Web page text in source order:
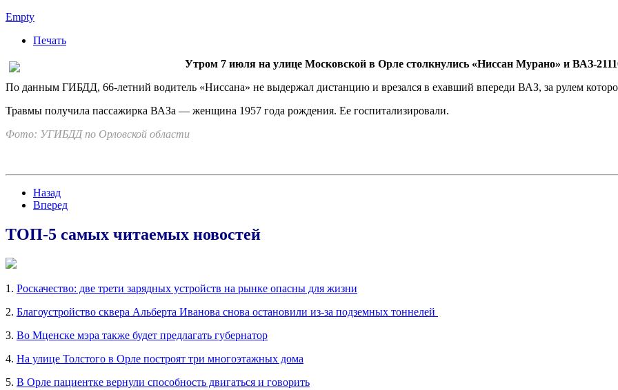
Empty
Печать
Утром 7 июля на улице Московской в Орле столкнулись «Ниссан Мурано» и
По данным ГИБДД, 66‑летний водитель «Ниссана» не выдержал дистанцию и врезался в ехавший впереди ВАЗ, за рулем
Травмы получила пассажирка ВАЗа — женщина 1957 года рождения. Ее госпитализировали.
Фото: УГИБДД по Орловской области
Назад
Вперед
ТОП-5 самых читаемых новостей
1. Роскачество: две трети зарядных устройств на рынке опасны для жизни
2. Благоустройство сквера Альберта Иванова снова остановили из-за подземных тоннелей
3. Во Мценске мэра также будет предлагать губернатор
4. На улице Толстого в Орле построят три многоэтажных дома
5. В Орле пациентке вернули способность двигаться и говорить